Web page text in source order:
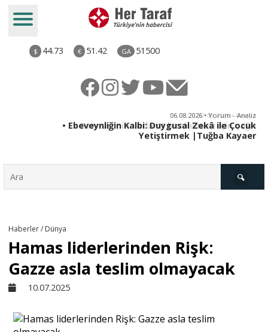
$ 44.73 € 51.42 GA 51500
06.08.2026 • Yorum - Analiz
• Ebeveynliğin Kalbi: Duygusal Zekâ ile Çocuk
Yetiştirmek |Tuğba Kayaer
Derkenar
Haberler / Dünya
Hamas liderlerinden Rişk:
Gazze asla teslim olmayacak
10.07.2025